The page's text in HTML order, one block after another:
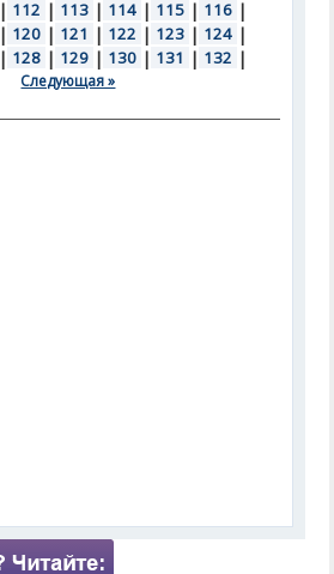
| 112 | 113 | 114 | 115 | 116 |
| 120 | 121 | 122 | 123 | 124 |
| 128 | 129 | 130 | 131 | 132 |
Следующая »